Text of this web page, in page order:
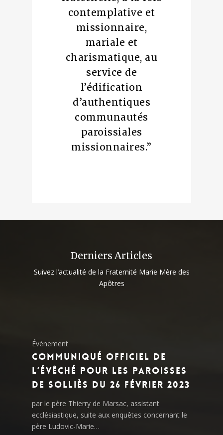
contemplative et
missionnaire,
mariale et
charismatique, au
service de
l’édification
d’authentiques
communautés
paroissiales
missionnaires.”
Derniers Articles
Suivez l’actualité de la Fraternité Marie Mère des
Apôtres
Évènement
Communiqué officiel de
l’évêché pour les paroisses
de Solliès du 26 février 2023
par le père Thierry de Marsac, assistant
ecclésiastique, suite aux enquêtes concernant le
père Ludovic-Marie…